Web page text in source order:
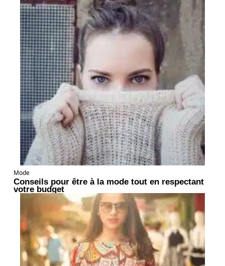
Mode
Conseils pour être à la mode tout en respectant
votre budget